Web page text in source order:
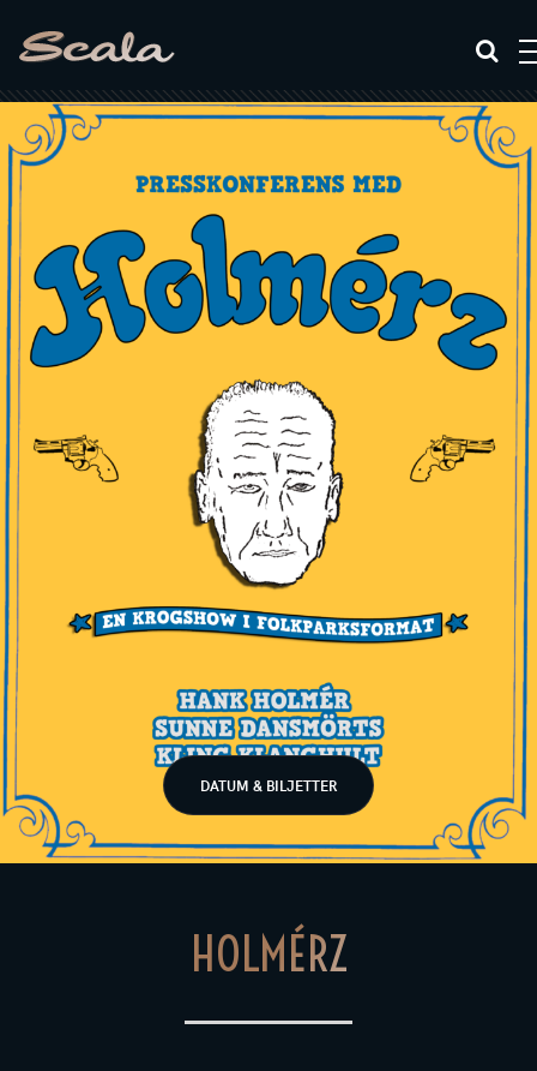
DATUM & BILJETTER
HOLMÉRZ